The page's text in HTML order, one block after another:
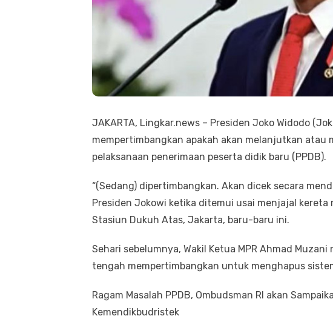
JAKARTA, Lingkar.news – Presiden Joko Widodo
mempertimbangkan apakah akan melanjutkan atau
pelaksanaan penerimaan peserta didik baru (PPDB).
“(Sedang) dipertimbangkan. Akan dicek secara
Presiden Jokowi ketika ditemui usai menjajal kereta
Stasiun Dukuh Atas, Jakarta, baru-baru ini.
Sehari sebelumnya, Wakil Ketua MPR Ahmad
tengah mempertimbangkan untuk menghapus
Ragam Masalah PPDB, Ombudsman RI akan
Kemendikbudristek